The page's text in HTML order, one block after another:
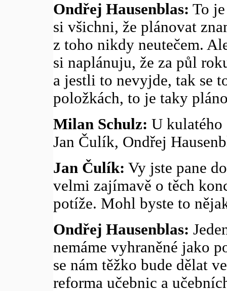
Ondřej Hausenblas: To
si všichni, že plánovat
z toho nikdy neutečem.
si naplánuju, že za půl
a jestli to nevyjde, tak se
položkách, to je taky
Milan Schulz: U kulatého
Jan Čulík, Ondřej
Jan Čulík: Vy jste pane
velmi zajímavě o těch
potíže. Mohl byste to
Ondřej Hausenblas:
nemáme vyhraněné jako
se nám těžko bude dělat
reforma učebnic a